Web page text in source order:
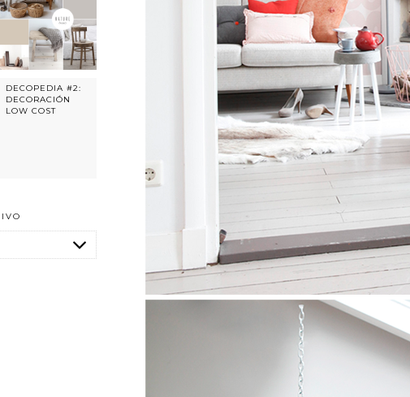
DECOPEDIA #2:
DECORACIÓN
LOW COST